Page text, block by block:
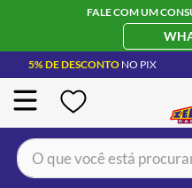
FALE COM UM
5% DE DESCONTO NO PIX
O que você está procurando?